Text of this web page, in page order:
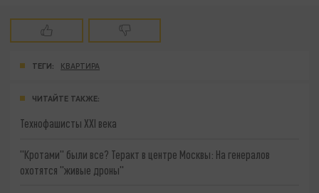
ТЕГИ: КВАРТИРА
ЧИТАЙТЕ ТАКЖЕ:
Технофашисты XXI века
"Кротами" были все? Теракт в центре Москвы: На генералов
охотятся "живые дроны"